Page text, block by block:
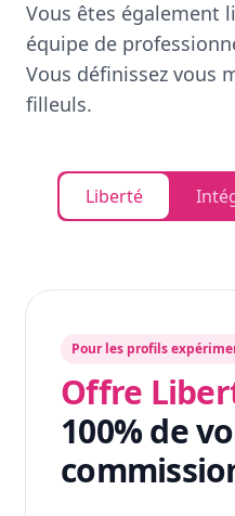
Vous êtes également
équipe de
Vous définissez vous
filleuls.
Liberté
Pour les profils
Offre
100% de